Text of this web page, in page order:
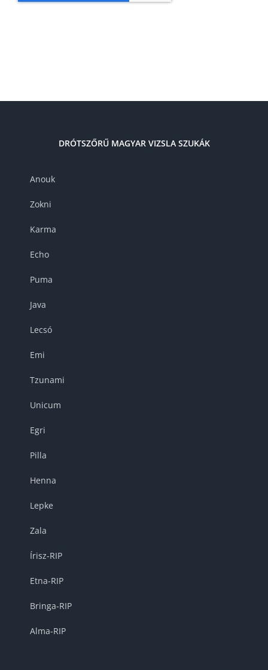
DRÓTSZŐRŰ MAGYAR VIZSLA SZUKÁK
Anouk
Zokni
Karma
Echo
Puma
Java
Lecsó
Emi
Tzunami
Unicum
Egri
Pilla
Henna
Lepke
Zala
Írisz-RIP
Etna-RIP
Bringa-RIP
Alma-RIP